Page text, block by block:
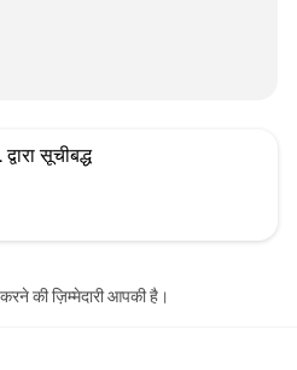
द्वारा सूचीबद्ध
की ज़िम्मेदारी आपकी है।